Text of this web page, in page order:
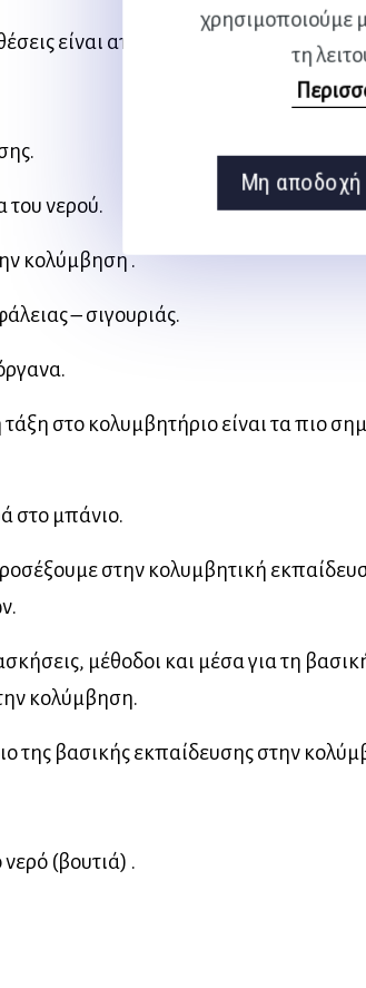
χρησιμοποιούμε
τη
Μη αποδοχή
είναι απαραίτητες.
του νερού.
κολύμβηση .
– σιγουριάς.
τάξη στο κολυμβητήριο είναι τα πιο
στο μπάνιο.
στην κολυμβητική
μέθοδοι και μέσα για τη
κολύμβηση.
της βασικής εκπαίδευσης στην
(βουτιά) .